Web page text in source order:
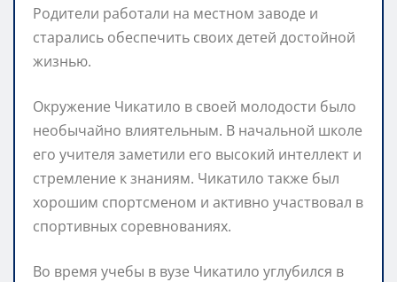
Родители работали на местном заводе и
старались обеспечить своих детей достойной
жизнью.
Окружение Чикатило в своей молодости было
необычайно влиятельным. В начальной школе
его учителя заметили его высокий интеллект и
стремление к знаниям. Чикатило также был
хорошим спортсменом и активно участвовал в
спортивных соревнованиях.
Во время учебы в вузе Чикатило углубился в